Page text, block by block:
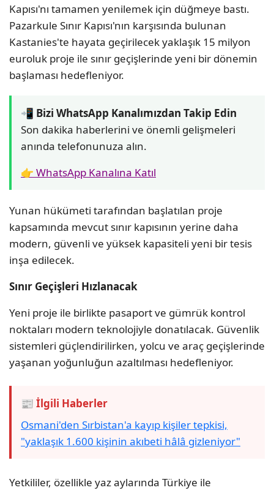
Kapısı'nı tamamen yenilemek için düğmeye bastı.
Pazarkule Sınır Kapısı'nın karşısında bulunan
Kastanies'te hayata geçirilecek yaklaşık 15 milyon
euroluk proje ile sınır geçişlerinde yeni bir dönemin
başlaması hedefleniyor.
📲 Bizi WhatsApp Kanalımızdan Takip Edin
Son dakika haberlerini ve önemli gelişmeleri
anında telefonunuza alın.
👉 WhatsApp Kanalına Katıl
Yunan hükümeti tarafından başlatılan proje
kapsamında mevcut sınır kapısının yerine daha
modern, güvenli ve yüksek kapasiteli yeni bir tesis
inşa edilecek.
Sınır Geçişleri Hızlanacak
Yeni proje ile birlikte pasaport ve gümrük kontrol
noktaları modern teknolojiyle donatılacak. Güvenlik
sistemleri güçlendirilirken, yolcu ve araç geçişlerinde
yaşanan yoğunluğun azaltılması hedefleniyor.
📰 İlgili Haberler
Osmani'den Sırbistan'a kayıp kişiler tepkisi,
"yaklaşık 1.600 kişinin akıbeti hâlâ gizleniyor"
Yetkililer, özellikle yaz aylarında Türkiye ile